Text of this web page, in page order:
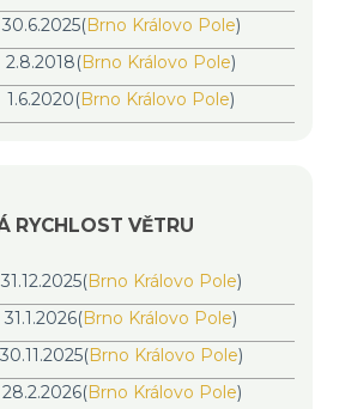
30.6.2025(Brno Královo Pole)
2.8.2018(Brno Královo Pole)
1.6.2020(Brno Královo Pole)
RYCHLOST VĚTRU
31.12.2025(Brno Královo Pole)
31.1.2026(Brno Královo Pole)
30.11.2025(Brno Královo Pole)
28.2.2026(Brno Královo Pole)